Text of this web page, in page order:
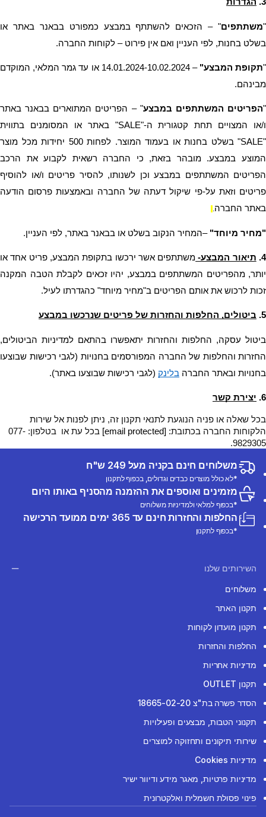
3. הגדרות
"משתתפים
בשלט בחנות, לפי העניין ואם אין פירוט – לקוחות החברה.
"תקופת המבצע"
מבינהם.
"הפריטים המשתתפים במבצע
באתר החברה.
"מחיר מיוחד" –המחיר הנקוב בשלט או בבאנר באתר, לפי העניין.
4. תיאור המבצע-
זכות לרכוש את אותם הפריטים ב"מחיר מיוחד" כהגדרתו לעיל.
5. ביטולים, החלפות והחזרות של פריטים שנרכשו במבצע
בחנויות ובאתר החברה בלינק (לגבי רכישות שבוצעו באתר).
6. יצירת קשר
בכל שאלה או פניה הנוגעת לתנאי תקנון זה, ניתן לפנות אל שירות
הלקוחות החברה בכתובת: [email protected]
בכל עת או בטלפון: 077-
9829305.
משלוחים חינם בקניה מעל 249 ש"ח
*לא כולל מוצרים כבדים וגדולים, בכפוף לתקנון
מזמינים ואוספים את ההזמנה מהסניף באותו היום
*בכפוף למלאי ולמדיניות משלוחים
החלפות והחזרות חינם עד 365 ימים ממועד הרכישה
*בכפוף לתקנון
השירותים שלנו
משלוחים
תקנון האתר
תקנון מועדון לקוחות
החלפות והחזרות
מדיניות אחריות
תקנון OUTLET
הסדר פשרה בת"צ 18665-02-20
תקנוני הטבות, מבצעים ופעילויות
שירותי תיקונים ותחזוקה למוצרים
מדיניות Cookies
מדיניות פרטיות, מאגר מידע ודיוור ישיר
פינוי פסולת חשמלית ואלקטרונית